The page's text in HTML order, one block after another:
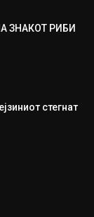
ЗНАКОТ РИБИ
стегнат